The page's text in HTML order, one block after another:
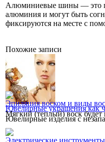
Алюминиевые шины — это
алюминия и могут быть
фиксируются на месте с
Похожие записи
Ювелирные украшения как
Ювелирные изделия с
Эпиляция воском и виды
Мягкий (теплый) воск
Электрические